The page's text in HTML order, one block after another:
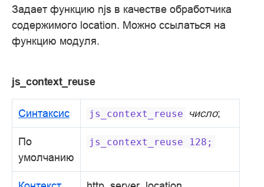
Задает функцию njs в качестве обработчика
содержимого location. Можно ссылаться на
функцию модуля.
js_context_reuse
Синтаксис js_context_reuse число;
По
умолчанию
js_context_reuse 128;